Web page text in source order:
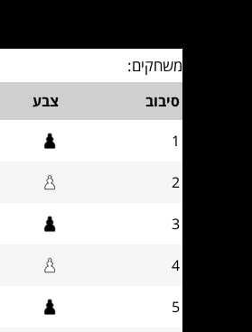
משחקים:
סיבוב צבע
1
2
3
4
5